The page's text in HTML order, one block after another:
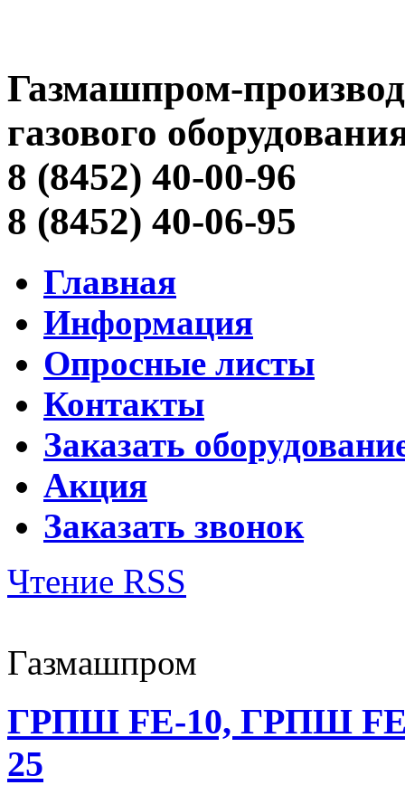
Газмашпром-
газового
8 (8452) 40-00-96
8 (8452) 40-06-95
Главная
Информация
Опросные листы
Контакты
Заказать
Акция
Заказать звонок
Чтение RSS
Газмашпром
ГРПШ FE-10, ГРПШ FE-
25